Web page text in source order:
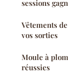
sessions
Vêtements
vos sorties
Moule à
réussies